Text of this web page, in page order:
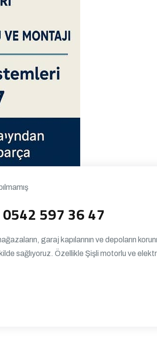
597 36 47
garaj kapılarının ve depoların
sağlıyoruz. Özellikle Şişli motorlu ve